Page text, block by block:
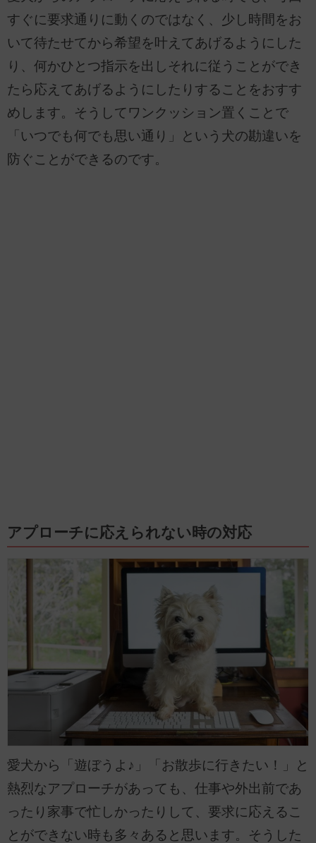
すぐに要求通りに動くのではなく、少し時間をお
いて待たせてから希望を叶えてあげるようにした
り、何かひとつ指示を出しそれに従うことができ
たら応えてあげるようにしたりすることをおすす
めします。そうしてワンクッション置くことで
「いつでも何でも思い通り」という犬の勘違いを
防ぐことができるのです。
アプローチに応えられない時の対応
愛犬から「遊ぼうよ♪」「お散歩に行きたい！」と
熱烈なアプローチがあっても、仕事や外出前であ
ったり家事で忙しかったりして、要求に応えるこ
とができない時も多々あると思います。そうした